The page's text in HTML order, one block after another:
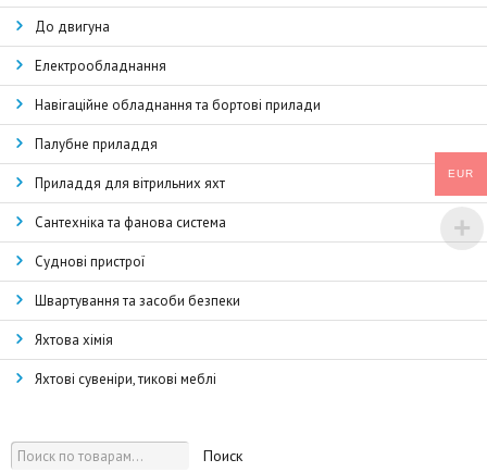
До двигуна
Електрообладнання
Навігаційне обладнання та бортові прилади
Палубне приладдя
Приладдя для вітрильних яхт
Сантехніка та фанова система
Суднові пристрої
Швартування та засоби безпеки
Яхтова хімія
Яхтові сувеніри, тикові меблі
Поиск
EUR